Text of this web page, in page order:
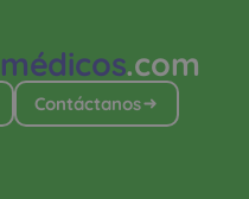
médicos.com
Contáctanos